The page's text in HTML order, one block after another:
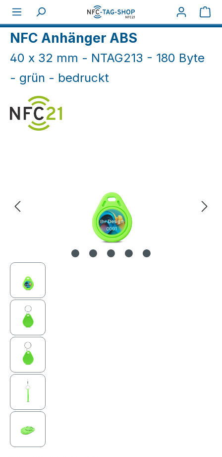
Zum Hauptinhalt springen
NFC Anhänger ABS
40 x 32 mm - NTAG213 - 180 Byte
- grün - bedruckt